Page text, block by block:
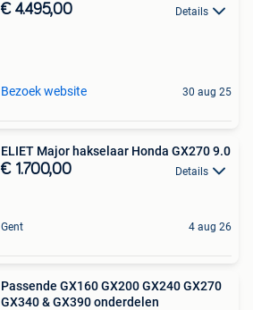
€ 4.495,00 Details
Bezoek website 30 aug 25
ELIET Major hakselaar Honda GX270 9.0
€ 1.700,00 Details
Gent 4 aug 26
Passende GX160 GX200 GX240 GX270
GX340 & GX390 onderdelen